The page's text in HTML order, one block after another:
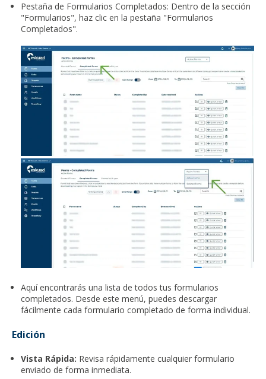
Pestaña de Formularios Completados: Dentro de la sección
"Formularios", haz clic en la pestaña "Formularios
Completados".
Aquí encontrarás una lista de todos tus formularios
completados. Desde este menú, puedes descargar
fácilmente cada formulario completado de forma individual.
Edición
Vista Rápida: Revisa rápidamente cualquier formulario
enviado de forma inmediata.